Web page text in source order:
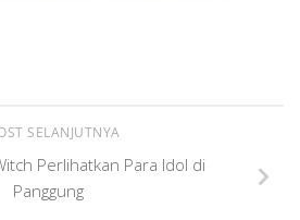
SELANJUTNYA
Perlihatkan Para Idol di
Panggung